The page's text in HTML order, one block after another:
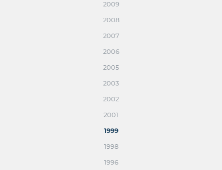
2009
2008
2007
2006
2005
2003
2002
2001
1999
1998
1996